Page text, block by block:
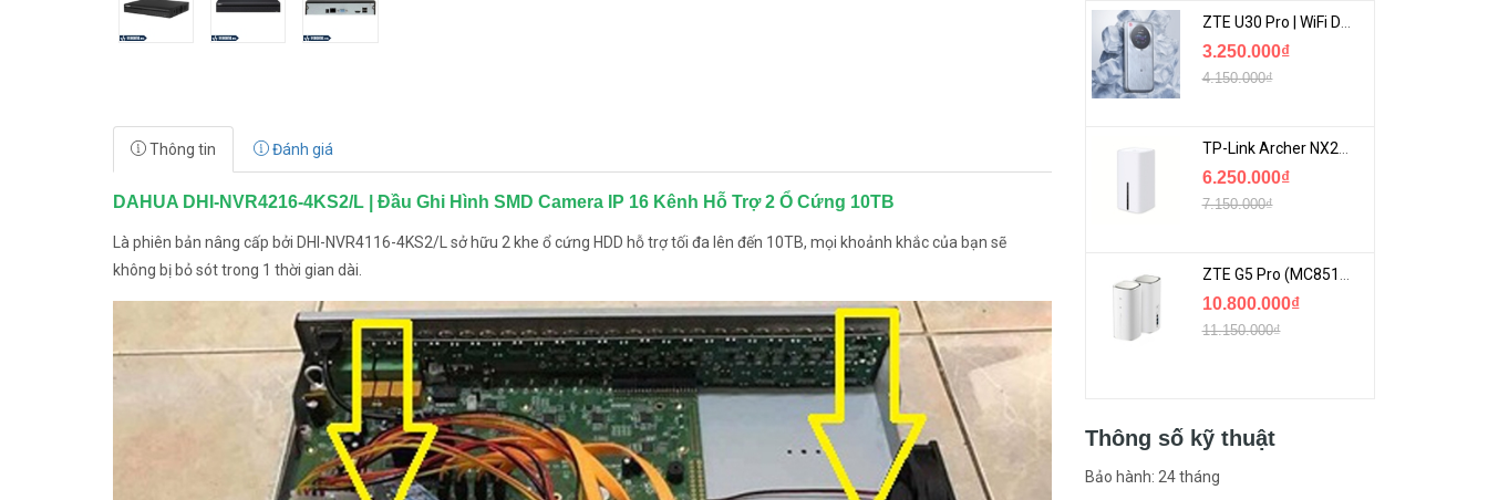
Thông tin Đánh giá
DAHUA DHI-NVR4216-4KS2/L | Đầu Ghi Hình SMD Camera IP 16 Kênh Hỗ Trợ 2 Ổ Cứng 10TB
Là phiên bản nâng cấp bởi DHI-NVR4116-4KS2/L sở hữu 2 khe ổ cứng HDD hỗ trợ tối đa lên đến 10TB, mọi khoảnh khắc của bạn sẽ
không bị bỏ sót trong 1 thời gian dài.
ZTE U30 Pro | WiFi Di Động 5G Tốc Độ Lên Đến 500Mbps, Màn Hình Cảm Ứng
3.250.000₫
4.150.000₫
TP-Link Archer NX200 | Bộ Phát WiFi Dùng Sim 5G Tốc Độ Cao Mới FullBox
6.250.000₫
7.150.000₫
ZTE G5 Pro (MC8512) | Router 5G WiFi7 Be7200 Hỗ Trợ Băng Tần 6Ghz Cực Mạnh
10.800.000₫
11.150.000₫
Thông số kỹ thuật
Bảo hành: 24 tháng